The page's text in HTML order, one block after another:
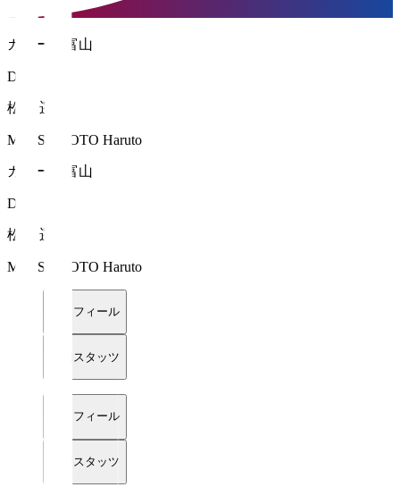
カターレ富山
DF 2
松本 遥翔
MATSUMOTO Haruto
カターレ富山
DF 2
松本 遥翔
MATSUMOTO Haruto
プロフィール
詳細スタッツ
プロフィール
詳細スタッツ